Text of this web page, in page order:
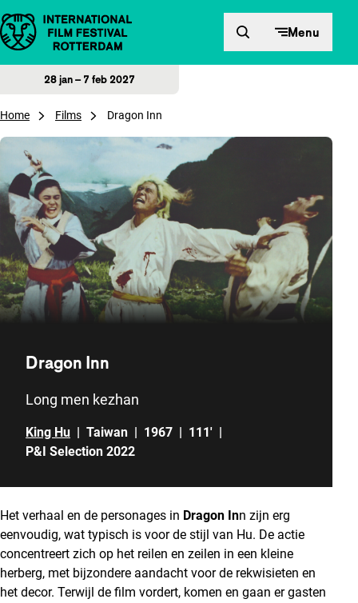
Direct naar inhoud Menu
28 jan – 7 feb 2027
Home Films Dragon Inn
Dragon Inn
Long men kezhan
King Hu | Taiwan | 1967 | 111' |
P&I Selection 2022
Het verhaal en de personages in Dragon Inn zijn erg
eenvoudig, wat typisch is voor de stijl van Hu. De actie
concentreert zich op het reilen en zeilen in een kleine
herberg, met bijzondere aandacht voor de rekwisieten en
het decor. Terwijl de film vordert, komen en gaan er gasten